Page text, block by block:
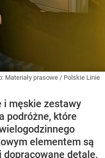
Materiały prasowe / Polskie Linie
i męskie zestawy
podróżne, które
elementem są
detale,